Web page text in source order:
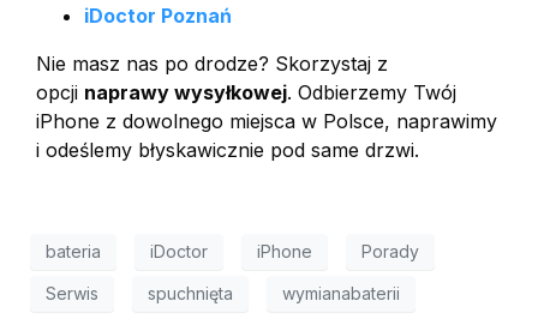
iDoctor Poznań
Nie masz nas po drodze? Skorzystaj z
opcji naprawy wysyłkowej. Odbierzemy Twój
iPhone z dowolnego miejsca w Polsce, naprawimy
i odeślemy błyskawicznie pod same drzwi.
bateria iDoctor iPhone Porady
Serwis spuchnięta wymianabaterii